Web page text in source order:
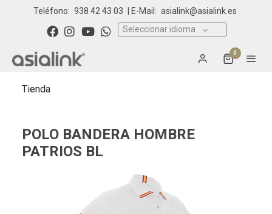
Teléfono: 938 42 43 03 | E-Mail: asialink@asialink.es
Seleccionar idioma
0
Tienda
POLO BANDERA HOMBRE
PATRIOS BL